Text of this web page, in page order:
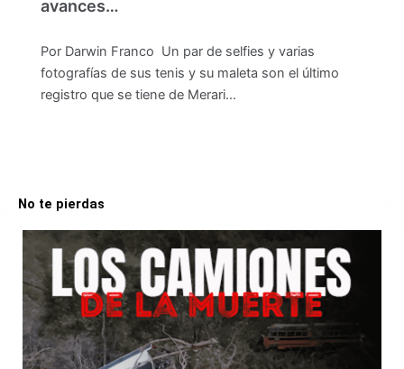
avances…
Por Darwin Franco Un par de selfies y varias
fotografías de sus tenis y su maleta son el último
registro que se tiene de Merari…
No te pierdas